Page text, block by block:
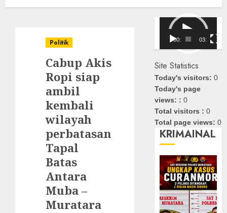
Politik
Cabup Akis
Ropi siap
ambil
kembali
wilayah
perbatasan
Tapal
Batas
Antara
Muba –
Muratara
Pemutar
Video
00:00 03:08
Site Statistics
Today's visitors:0
Today's page
views: :0
Total visitors :0
Total page views:0
KRIMAINAL